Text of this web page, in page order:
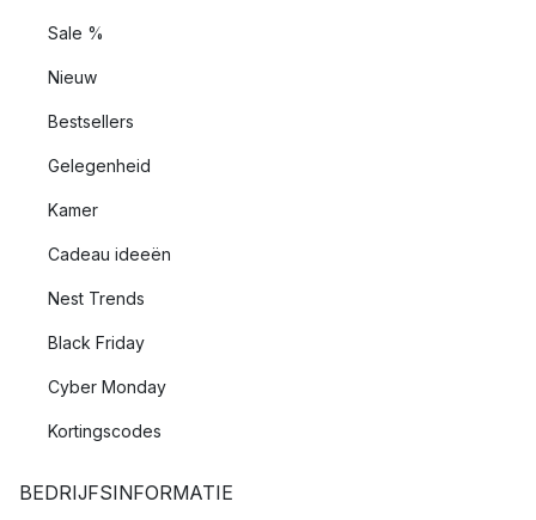
Sale %
Nieuw
Bestsellers
Gelegenheid
Kamer
Cadeau ideeën
Nest Trends
Black Friday
Cyber Monday
Kortingscodes
BEDRIJFSINFORMATIE